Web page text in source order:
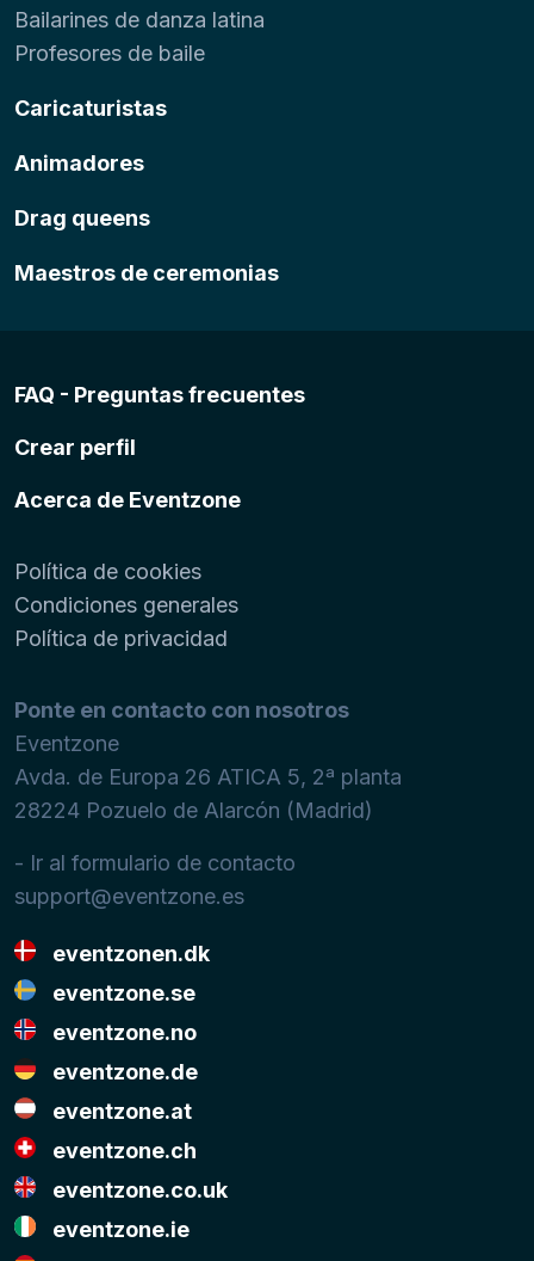
Bailarines de danza latina
Profesores de baile
Caricaturistas
Animadores
Drag queens
Maestros de ceremonias
FAQ - Preguntas frecuentes
Crear perfil
Acerca de Eventzone
Política de cookies
Condiciones generales
Política de privacidad
Ponte en contacto con nosotros
Eventzone
Avda. de Europa 26 ATICA 5, 2ª planta
28224 Pozuelo de Alarcón (Madrid)
- Ir al formulario de contacto
support@eventzone.es
eventzonen.dk
eventzone.se
eventzone.no
eventzone.de
eventzone.at
eventzone.ch
eventzone.co.uk
eventzone.ie